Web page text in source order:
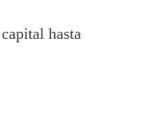
hasta